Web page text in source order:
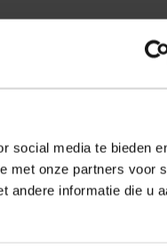
social media te bieden
met onze partners voor
andere informatie die u